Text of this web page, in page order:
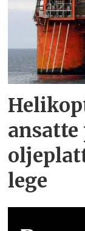
ansatte
lege